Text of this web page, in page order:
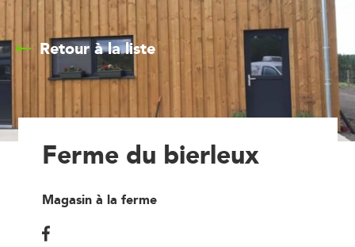
Retour à la liste
Ferme du bierleux
Magasin à la ferme